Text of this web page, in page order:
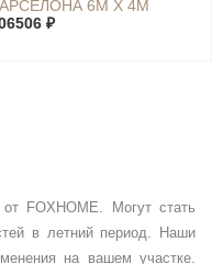
6М Х 4М
₽
FOXHOME. Могут стать
в летний период. Наши
на вашем участке.